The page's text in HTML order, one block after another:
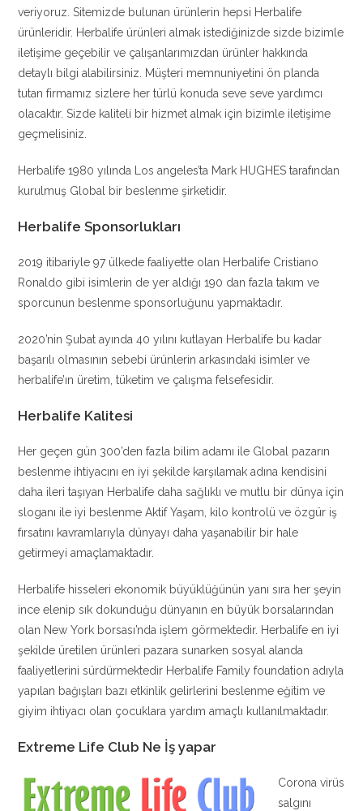
veriyoruz. Sitemizde bulunan ürünlerin hepsi Herbalife
ürünleridir. Herbalife ürünleri almak istediğinizde sizde bizimle
iletişime geçebilir ve çalışanlarımızdan ürünler hakkında
detaylı bilgi alabilirsiniz. Müşteri memnuniyetini ön planda
tutan firmamız sizlere her türlü konuda seve seve yardımcı
olacaktır. Sizde kaliteli bir hizmet almak için bizimle iletişime
geçmelisiniz.
Herbalife 1980 yılında Los angeles’ta Mark HUGHES tarafından
kurulmuş Global bir beslenme şirketidir.
Herbalife Sponsorlukları
2019 itibariyle 97 ülkede faaliyette olan Herbalife Cristiano
Ronaldo gibi isimlerin de yer aldığı 190 dan fazla takım ve
sporcunun beslenme sponsorluğunu yapmaktadır.
2020’nin Şubat ayında 40 yılını kutlayan Herbalife bu kadar
başarılı olmasının sebebi ürünlerin arkasındaki isimler ve
herbalife’ın üretim, tüketim ve çalışma felsefesidir.
Herbalife Kalitesi
Her geçen gün 300’den fazla bilim adamı ile Global pazarın
beslenme ihtiyacını en iyi şekilde karşılamak adına kendisini
daha ileri taşıyan Herbalife daha sağlıklı ve mutlu bir dünya için
sloganı ile iyi beslenme Aktif Yaşam, kilo kontrolü ve özgür iş
fırsatını kavramlarıyla dünyayı daha yaşanabilir bir hale
getirmeyi amaçlamaktadır.
Herbalife hisseleri ekonomik büyüklüğünün yanı sıra her şeyin
ince elenip sık dokunduğu dünyanın en büyük borsalarından
olan New York borsası’nda işlem görmektedir. Herbalife en iyi
şekilde üretilen ürünleri pazara sunarken sosyal alanda
faaliyetlerini sürdürmektedir Herbalife Family foundation adıyla
yapılan bağışları bazı etkinlik gelirlerini beslenme eğitim ve
giyim ihtiyacı olan çocuklara yardım amaçlı kullanılmaktadır.
Extreme Life Club Ne İş yapar
Corona virüs
salgını